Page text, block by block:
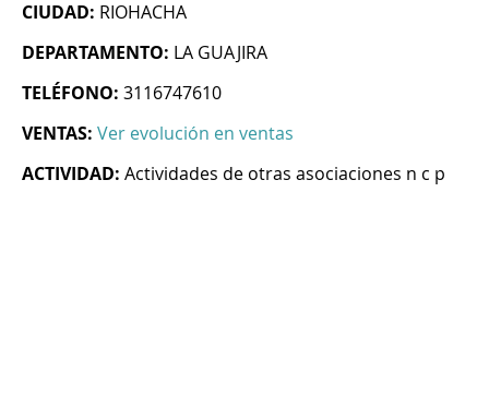
CIUDAD: RIOHACHA
DEPARTAMENTO: LA GUAJIRA
TELÉFONO: 3116747610
VENTAS: Ver evolución en ventas
ACTIVIDAD: Actividades de otras asociaciones n c p